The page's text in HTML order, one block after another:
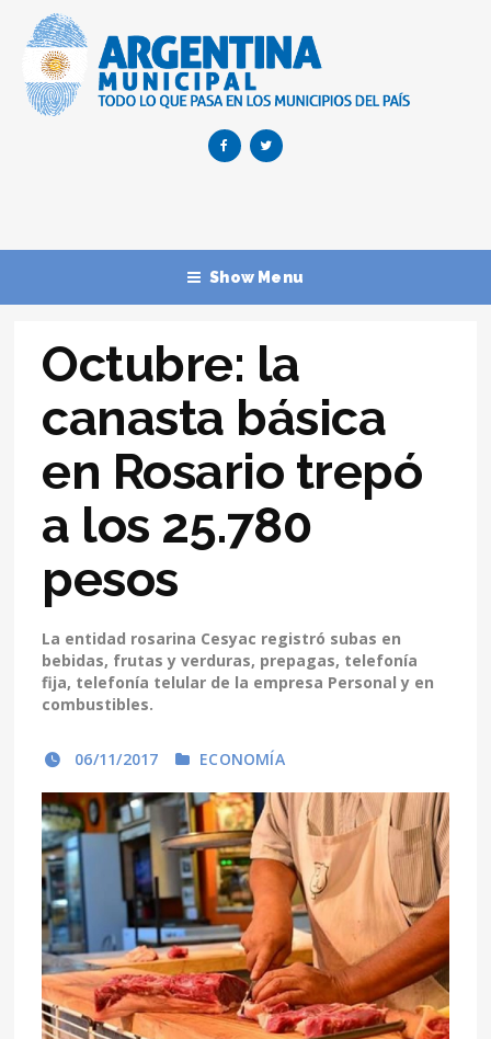
Show Menu
Octubre: la
canasta básica
en Rosario trepó
a los 25.780
pesos
La entidad rosarina Cesyac registró subas en
bebidas, frutas y verduras, prepagas, telefonía
fija, telefonía telular de la empresa Personal y en
combustibles.
06/11/2017 ECONOMÍA